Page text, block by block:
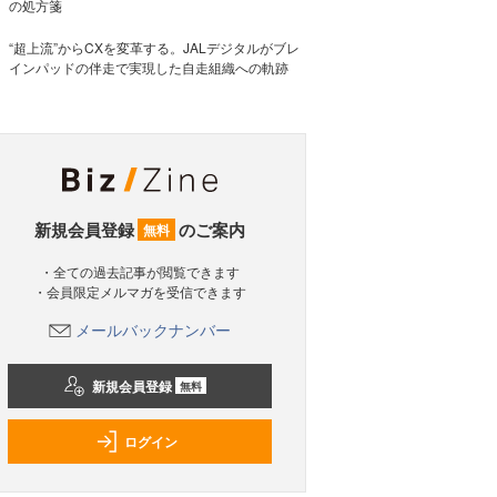
の処方箋
“超上流”からCXを変革する。JALデジタルがブレ
インパッドの伴走で実現した自走組織への軌跡
新規会員登録 無料 のご案内
・全ての過去記事が閲覧できます
・会員限定メルマガを受信できます
メールバックナンバー
新規会員登録 無料
ログイン